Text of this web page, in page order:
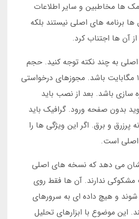
ها مخاطبین و سایر اطلاعات
برنامه های اصلی نیستند بلکه
آن ها اجتناب کرد.
به چند نکته توجه کنید. حجم
فایل باید بین ۱۰ تا ۱۵ مگابایت باشد. مجوزهای درخواستی
سازی باشد. بعد از نصب باید
بدون صفحه ورود. گرافیک باید
پرزرق و برق. اگر این ویژگی ها را
اصلی است.
می دهد که نسخه های اصلی
مشکوکی ندارند. آن ها فقط روی
و هیچ داده ای به سرورهای
این موضوع با ابزارهای تحلیل